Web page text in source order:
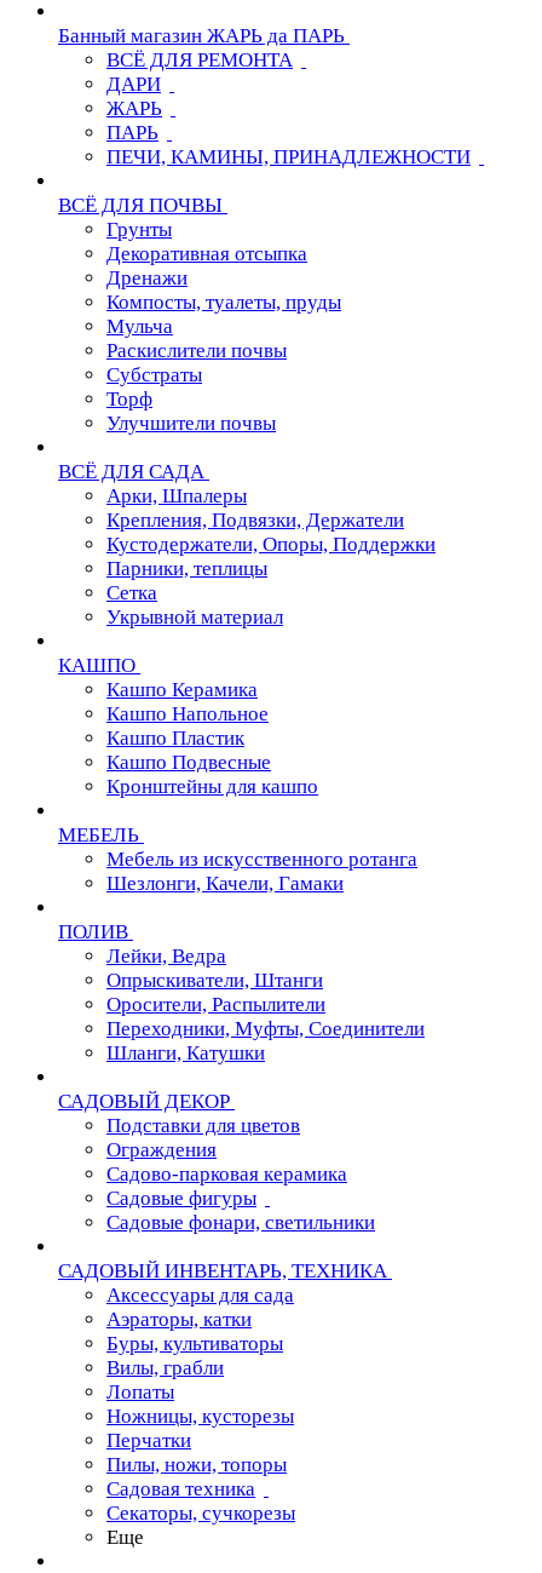
Банный магазин ЖАРЬ да ПАРЬ
ВСЁ ДЛЯ РЕМОНТА
ДАРИ
ЖАРЬ
ПАРЬ
ПЕЧИ, КАМИНЫ, ПРИНАДЛЕЖНОСТИ
ВСЁ ДЛЯ ПОЧВЫ
Грунты
Декоративная отсыпка
Дренажи
Компосты, туалеты, пруды
Мульча
Раскислители почвы
Субстраты
Торф
Улучшители почвы
ВСЁ ДЛЯ САДА
Арки, Шпалеры
Крепления, Подвязки, Держатели
Кустодержатели, Опоры, Поддержки
Парники, теплицы
Сетка
Укрывной материал
КАШПО
Кашпо Керамика
Кашпо Напольное
Кашпо Пластик
Кашпо Подвесные
Кронштейны для кашпо
МЕБЕЛЬ
Мебель из искусственного ротанга
Шезлонги, Качели, Гамаки
ПОЛИВ
Лейки, Ведра
Опрыскиватели, Штанги
Оросители, Распылители
Переходники, Муфты, Соединители
Шланги, Катушки
САДОВЫЙ ДЕКОР
Подставки для цветов
Ограждения
Садово-парковая керамика
Садовые фигуры
Садовые фонари, светильники
САДОВЫЙ ИНВЕНТАРЬ, ТЕХНИКА
Аксессуары для сада
Аэраторы, катки
Буры, культиваторы
Вилы, грабли
Лопаты
Ножницы, кусторезы
Перчатки
Пилы, ножи, топоры
Садовая техника
Секаторы, сучкорезы
Еще